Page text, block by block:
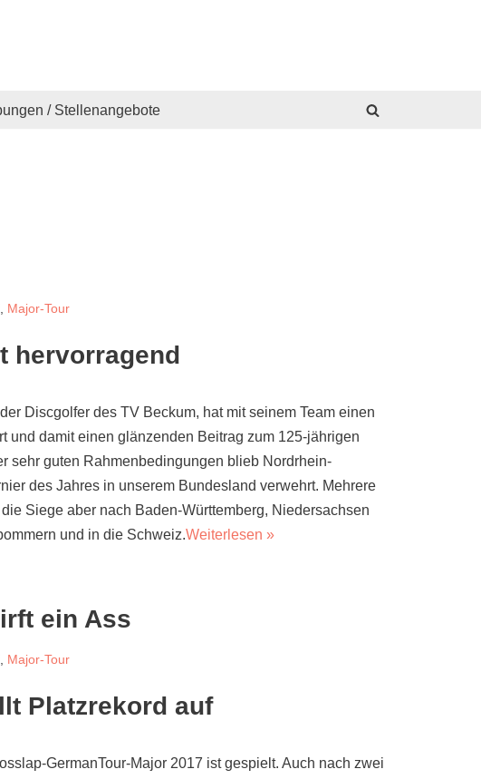
/ Stellenangebote
, Major-Tour
hervorragend
Discgolfer des TV Beckum, hat mit seinem Team einen
und damit einen glänzenden Beitrag zum 125-jährigen
sehr guten Rahmenbedingungen blieb Nordrhein-
des Jahres in unserem Bundesland verwehrt. Mehrere
Siege aber nach Baden-Württemberg, Niedersachsen
und in die Schweiz.Weiterlesen »
ein Ass
, Major-Tour
Platzrekord auf
GermanTour-Major 2017 ist gespielt. Auch nach zwei